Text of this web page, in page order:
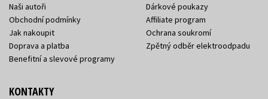
Naši autoři
Obchodní podmínky
Jak nakoupit
Doprava a platba
Benefitní a slevové programy
Dárkové poukazy
Affiliate program
Ochrana soukromí
Zpětný odběr elektroodpadu
KONTAKTY